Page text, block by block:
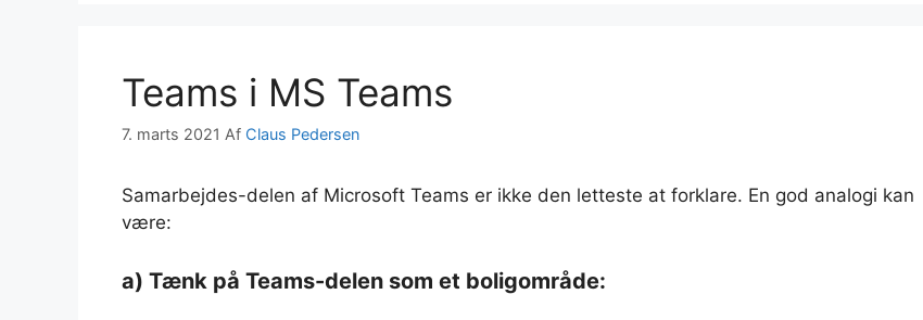
Teams i MS Teams
7. marts 2021 Af Claus Pedersen
Samarbejdes-delen af Microsoft Teams er ikke den letteste at forklare. En god analogi kan
være:
a) Tænk på Teams-delen som et boligområde: